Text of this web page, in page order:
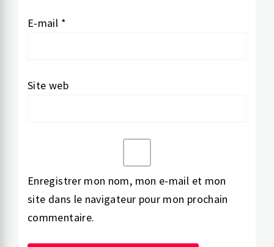
E-mail *
Site web
Enregistrer mon nom, mon e-mail et mon
site dans le navigateur pour mon prochain
commentaire.